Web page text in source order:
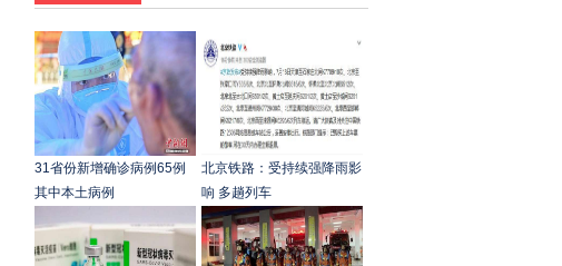
31省份新增确诊病例65例
其中本土病例
北京铁路：受持续强降雨影
响 多趟列车